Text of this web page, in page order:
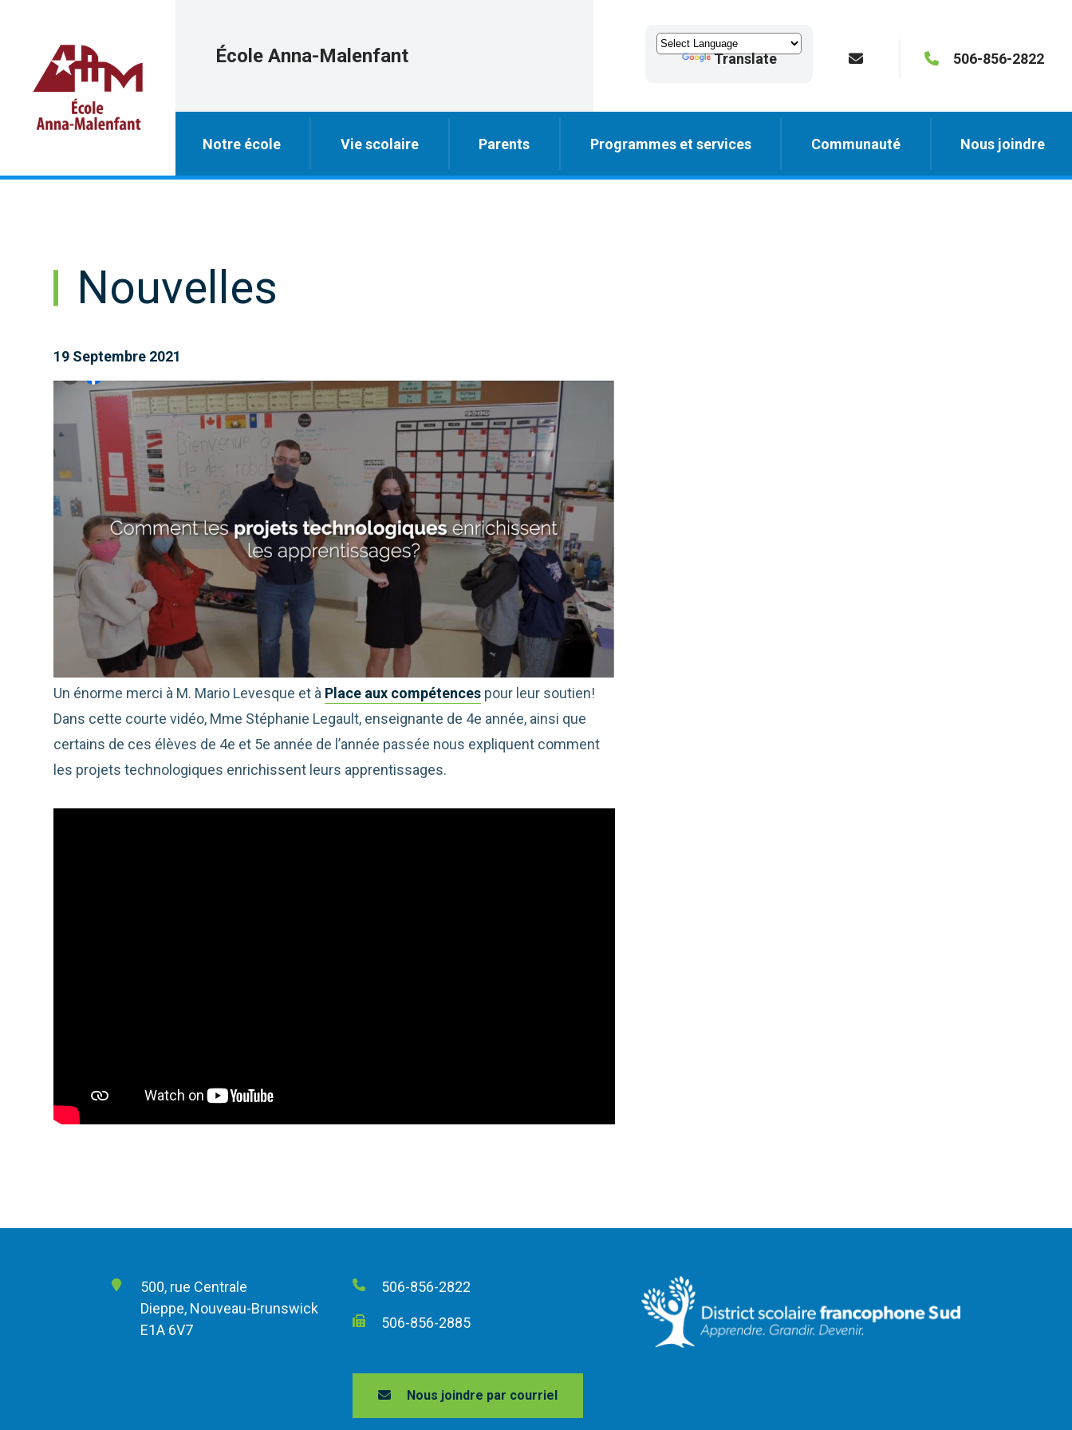
École Anna-Malenfant Translate 506-856-2822
Notre école Vie scolaire Parents Programmes et services Communauté Nous joindre
Nouvelles
19 Septembre 2021
Un énorme merci à M. Mario Levesque et à Place aux compétences pour leur soutien!
Dans cette courte vidéo, Mme Stéphanie Legault, enseignante de 4e année, ainsi que
certains de ces élèves de 4e et 5e année de l’année passée nous expliquent comment
les projets technologiques enrichissent leurs apprentissages.
500, rue Centrale
Dieppe, Nouveau-Brunswick
E1A 6V7
506-856-2822
506-856-2885
Nous joindre par courriel